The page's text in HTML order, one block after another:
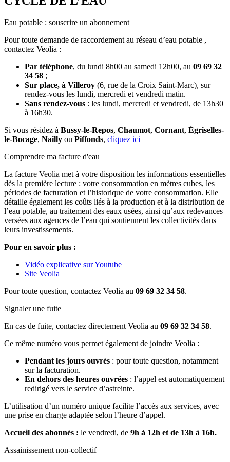
Eau potable : souscrire un abonnement
Pour toute demande de raccordement au réseau d’eau potable ,
contactez Veolia :
Par téléphone, du lundi 8h00 au samedi 12h00, au 09 69 32
34 58 ;
Sur place, à Villeroy (6, rue de la Croix Saint-Marc), sur
rendez-vous les lundi, mercredi et vendredi matin.
Sans rendez-vous : les lundi, mercredi et vendredi, de 13h30
à 16h30.
Si vous résidez à Bussy-le-Repos, Chaumot, Cornant, Égriselles-
le-Bocage, Nailly ou Piffonds, cliquez ici
Comprendre ma facture d'eau
La facture Veolia met à votre disposition les informations essentielles
dès la première lecture : votre consommation en mètres cubes, les
périodes de facturation et l’historique de votre consommation. Elle
détaille également les coûts liés à la production et à la distribution de
l’eau potable, au traitement des eaux usées, ainsi qu’aux redevances
versées aux agences de l’eau qui soutiennent les collectivités dans
leurs investissements.
Pour en savoir plus :
Vidéo explicative sur Youtube
Site Veolia
Pour toute question, contactez Veolia au 09 69 32 34 58.
Signaler une fuite
En cas de fuite, contactez directement Veolia au 09 69 32 34 58.
Ce même numéro vous permet également de joindre Veolia :
Pendant les jours ouvrés : pour toute question, notamment
sur la facturation.
En dehors des heures ouvrées : l’appel est automatiquement
redirigé vers le service d’astreinte.
L’utilisation d’un numéro unique facilite l’accès aux services, avec
une prise en charge adaptée selon l’heure d’appel.
Accueil des abonnés : le vendredi, de 9h à 12h et de 13h à 16h.
Assainissement non-collectif